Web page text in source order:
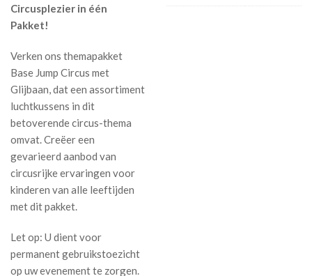
Circusplezier in één
Pakket!
Verken ons themapakket
Base Jump Circus met
Glijbaan, dat een assortiment
luchtkussens in dit
betoverende circus-thema
omvat. Creëer een
gevarieerd aanbod van
circusrijke ervaringen voor
kinderen van alle leeftijden
met dit pakket.